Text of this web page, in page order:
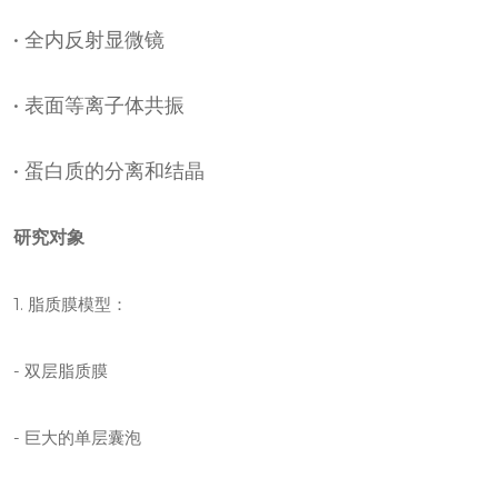
• 全内反射显微镜
• 表面等离子体共振
• 蛋白质的分离和结晶
研究对象
1. 脂质膜模型：
- 双层脂质膜
- 巨大的单层囊泡